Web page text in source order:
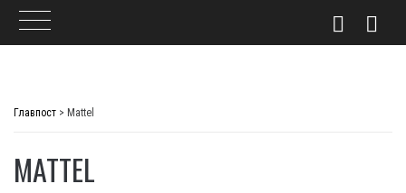
Главпост > Mattel
MATTEL